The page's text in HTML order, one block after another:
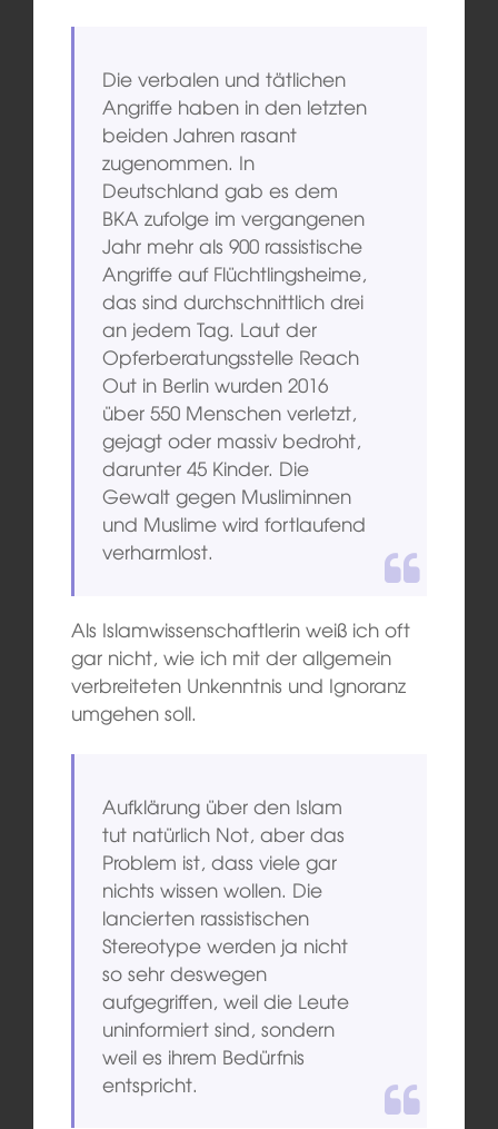
Die verbalen und tätlichen
Angriffe haben in den letzten
beiden Jahren rasant
zugenommen. In
Deutschland gab es dem
BKA zufolge im vergangenen
Jahr mehr als 900 rassistische
Angriffe auf Flüchtlingsheime,
das sind durchschnittlich drei
an jedem Tag. Laut der
Opferberatungsstelle Reach
Out in Berlin wurden 2016
über 550 Menschen verletzt,
gejagt oder massiv bedroht,
darunter 45 Kinder. Die
Gewalt gegen Musliminnen
und Muslime wird fortlaufend
verharmlost.
Als Islamwissenschaftlerin weiß ich oft
gar nicht, wie ich mit der allgemein
verbreiteten Unkenntnis und Ignoranz
umgehen soll.
Aufklärung über den Islam
tut natürlich Not, aber das
Problem ist, dass viele gar
nichts wissen wollen. Die
lancierten rassistischen
Stereotype werden ja nicht
so sehr deswegen
aufgegriffen, weil die Leute
uninformiert sind, sondern
weil es ihrem Bedürfnis
entspricht.